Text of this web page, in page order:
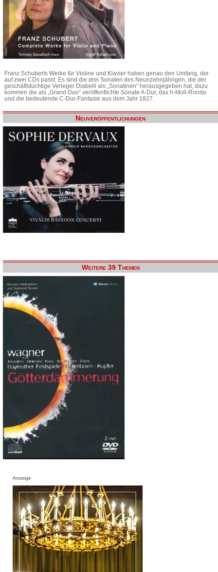
Franz Schuberts Werke für Violine und Klavier haben genau den Umfang, der
auf zwei CDs passt. Es sind die drei Sonaten des Neunzehnjährigen, die der
geschäftstüchtige Verleger Diabelli als „Sonatinen“ herausgegeben hat, dazu
kommen die als „Grand Duo“ veröffentlichte Sonate A-Dur, das h-Moll-Rondo
und die bedeutende C-Dur-Fantasie aus dem Jahr 1827.
Neuveröffentlichungen
Weitere 39 Themen
Anzeige